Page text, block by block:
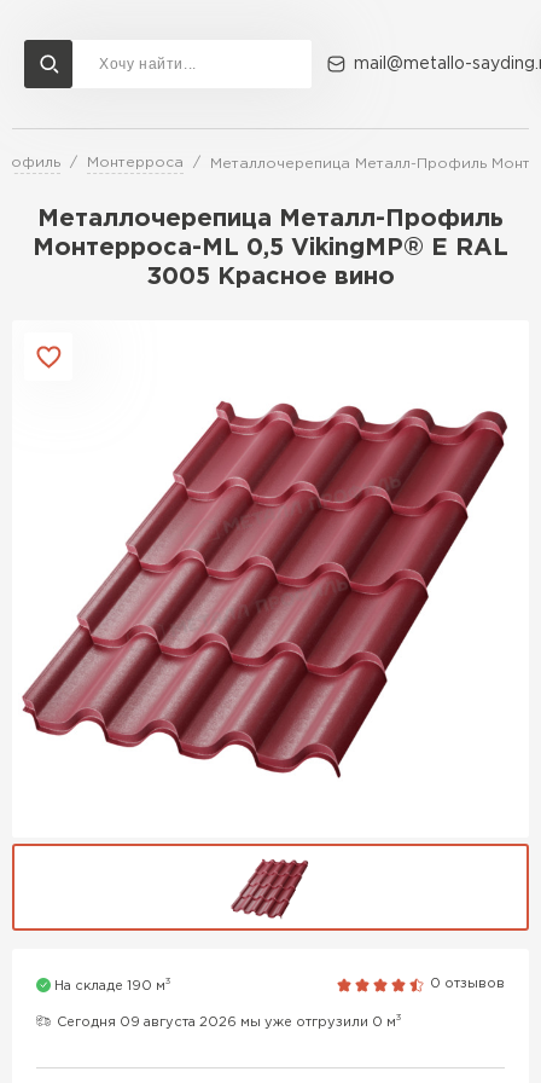
mail@metallo-
Монтерроса Металлочерепица Металл-Профиль
Металлочерепица Металл-Профиль
Монтерроса-ML 0,5 VikingMP® E RAL
3005 Красное вино
На складе 190 м3 0 отзывов
Сегодня 09 августа 2026 мы уже отгрузили 0 м3
Доставка и оплата Акции О компании Контакты
Перейти в каталог